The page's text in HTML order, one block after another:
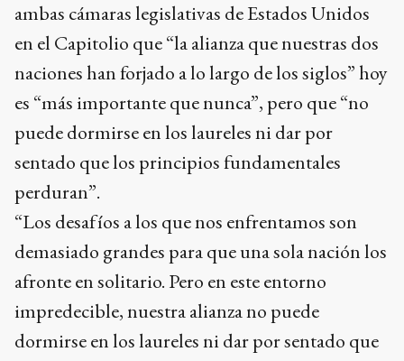
ambas cámaras legislativas de Estados Unidos
en el Capitolio que “la alianza que nuestras dos
naciones han forjado a lo largo de los siglos” hoy
es “más importante que nunca”, pero que “no
puede dormirse en los laureles ni dar por
sentado que los principios fundamentales
perduran”.
“Los desafíos a los que nos enfrentamos son
demasiado grandes para que una sola nación los
afronte en solitario. Pero en este entorno
impredecible, nuestra alianza no puede
dormirse en los laureles ni dar por sentado que